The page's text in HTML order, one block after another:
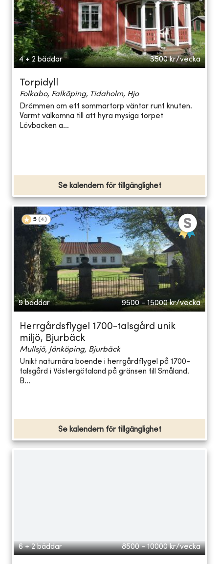
4 + 2 bäddar 3500 kr/vecka
Torpidyll
Folkabo, Falköping, Tidaholm, Hjo
Drömmen om ett sommartorp väntar runt knuten.
Varmt välkomna till att hyra mysiga torpet
Lövbacken a...
Se kalendern för tillgänglighet
5 (4)
9 bäddar 9500 - 15000 kr/vecka
Herrgårdsflygel 1700-talsgård unik
miljö, Bjurbäck
Mullsjö, Jönköping, Bjurbäck
Unikt naturnära boende i herrgårdflygel på 1700-
talsgård i Västergötaland på gränsen till Småland.
B...
Se kalendern för tillgänglighet
6 + 2 bäddar 8500 - 10000 kr/vecka